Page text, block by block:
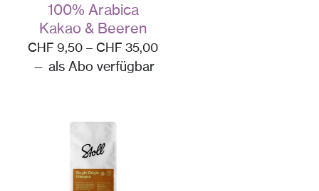
100% Arabica
Kakao & Beeren
CHF 9,50 –CHF 35,00
— als Abo verfügbar